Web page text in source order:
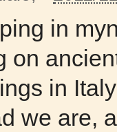
in
on
in
we are,